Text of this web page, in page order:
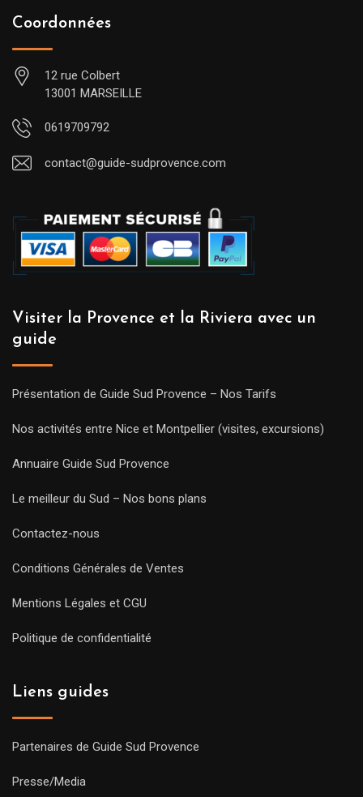
Coordonnées
12 rue Colbert
13001 MARSEILLE
0619709792
contact@guide-sudprovence.com
Visiter la Provence et la Riviera avec un
guide
Présentation de Guide Sud Provence – Nos Tarifs
Nos activités entre Nice et Montpellier (visites, excursions)
Annuaire Guide Sud Provence
Le meilleur du Sud – Nos bons plans
Contactez-nous
Conditions Générales de Ventes
Mentions Légales et CGU
Politique de confidentialité
Liens guides
Partenaires de Guide Sud Provence
Presse/Media